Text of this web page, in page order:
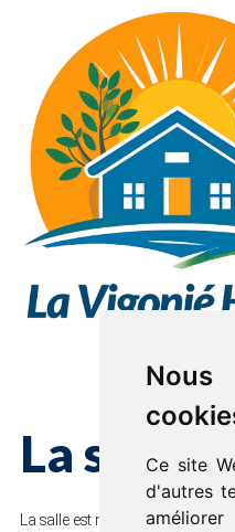
Ce site
d'autres
La salle
La salle est mitoyenne avec le